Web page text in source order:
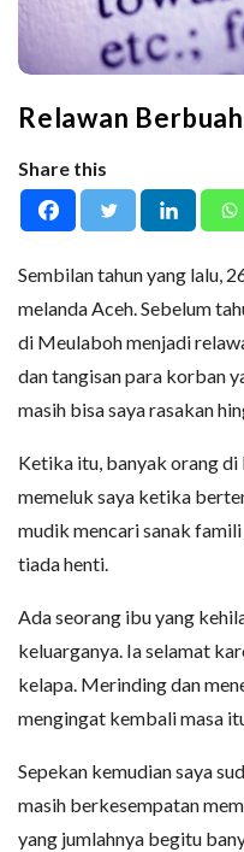
Relawan
Share this
Sembilan tahun yang lalu,
melanda Aceh. Sebelum
di Meulaboh menjadi
dan tangisan para korban
masih bisa saya rasakan
Ketika itu, banyak orang
memeluk saya ketika
mudik mencari sanak
tiada henti.
Ada seorang ibu yang
keluarganya. Ia selamat
kelapa. Merinding dan
mengingat kembali masa
Sepekan kemudian saya
masih berkesempatan
yang jumlahnya begitu